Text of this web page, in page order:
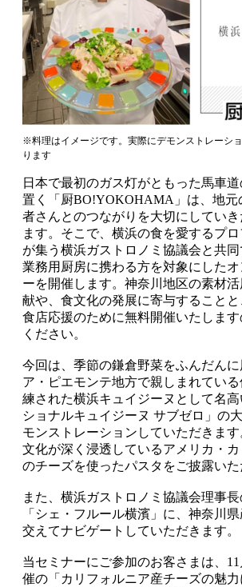
※料理はイメージです。実際にデモンストレーシ
ります
日本で最初のガス灯がともった馬車
置く「厨BO!YOKOHAMA」は、地元
者さんとのつながりを大切にしてい
ます。そこで、横浜の食を愛するプ
が集う横浜ガストロノミ協議会と共
業務用厨房に携わる方を対象にした
ーを開催します。神奈川地区の素材
献や、食文化の発展に寄与すること
食店応援のために無料開催いたしま
ください。
今回は、季節の鎌倉野菜をふんだんに
ア・ピエモンテ地方で親しまれてい
練された横浜キュイジーヌとして名
ショナルキュイジーヌ サブゼロ」の
モンストレーションしていただきま
文化が深く浸透しているアメリカ・
のチーズを使ったパスタをご披露いた
また、横浜ガストロノミ協議会理事
「シェ・フルール横濱」に、神奈川
交えてナビゲートしていただきます。
当セミナーにご参加のお客さまは、
催の「カリフォルニア産チーズの魅